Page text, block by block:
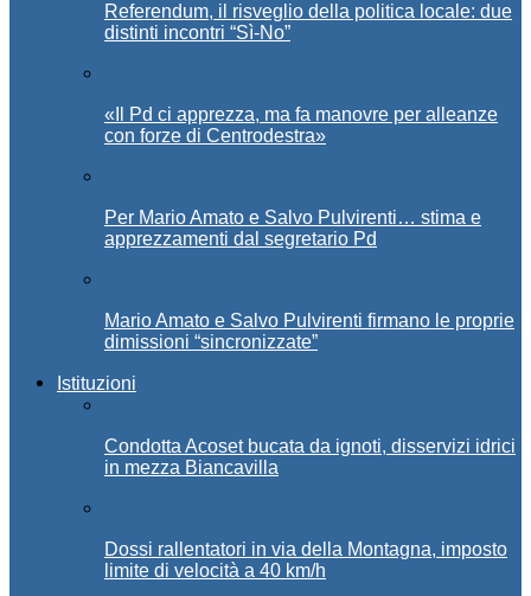
Referendum, il risveglio della politica locale: due
distinti incontri “Sì-No”
«Il Pd ci apprezza, ma fa manovre per alleanze
con forze di Centrodestra»
Per Mario Amato e Salvo Pulvirenti… stima e
apprezzamenti dal segretario Pd
Mario Amato e Salvo Pulvirenti firmano le proprie
dimissioni “sincronizzate”
Istituzioni
Condotta Acoset bucata da ignoti, disservizi idrici
in mezza Biancavilla
Dossi rallentatori in via della Montagna, imposto
limite di velocità a 40 km/h